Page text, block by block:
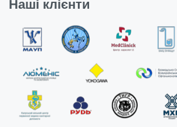
Наші клієнти